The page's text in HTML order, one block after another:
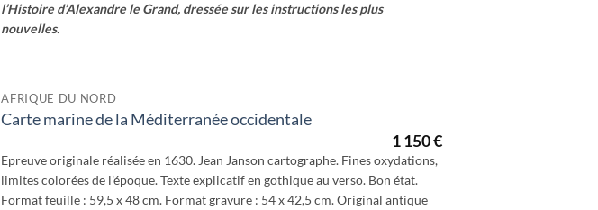
l’Histoire d’Alexandre le Grand, dressée sur les instructions les plus
nouvelles.
AFRIQUE DU NORD
Carte marine de la Méditerranée occidentale
1 150€
Epreuve originale réalisée en 1630. Jean Janson cartographe. Fines oxydations,
limites colorées de l’époque. Texte explicatif en gothique au verso. Bon état.
Format feuille : 59,5 x 48 cm. Format gravure : 54 x 42,5 cm. Original antique